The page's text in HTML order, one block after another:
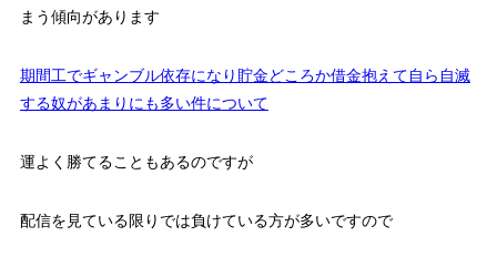
まう傾向があります
期間工でギャンブル依存になり貯金どころか借金抱えて自ら自滅
する奴があまりにも多い件について
運よく勝てることもあるのですが
配信を見ている限りでは負けている方が多いですので